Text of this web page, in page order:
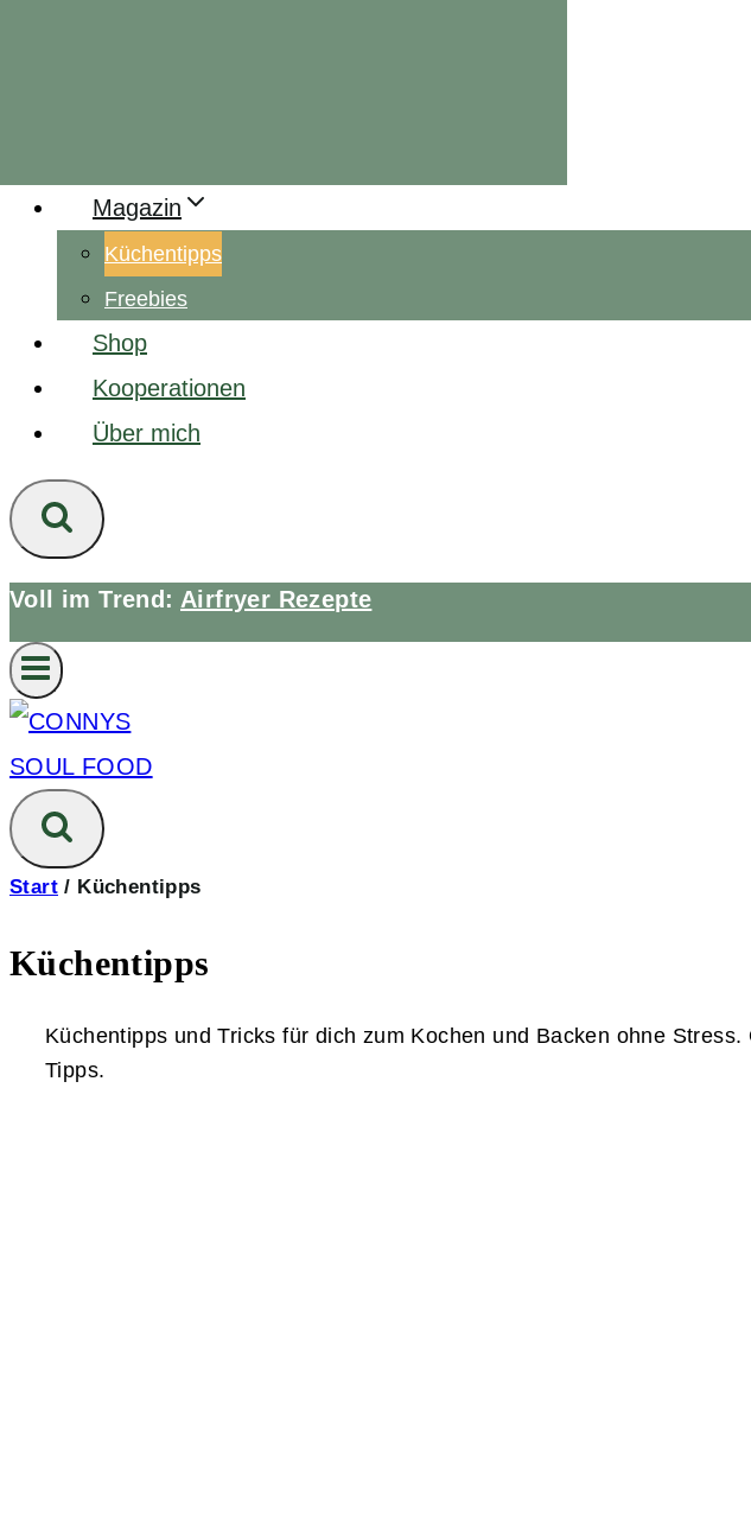
Magazin
Küchentipps
Freebies
Shop
Kooperationen
Über mich
Voll im Trend: Airfryer Rezepte
Start / Küchentipps
Küchentipps
Küchentipps und Tricks für dich zum Kochen und Backen ohne
Tipps.